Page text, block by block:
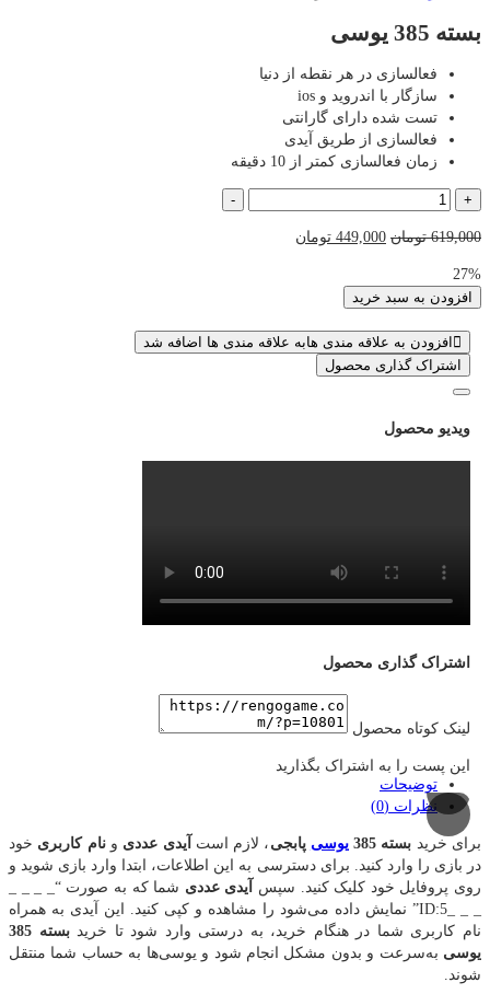
بسته 385 یوسی
فعالسازی در هر نقطه از دنیا
سازگار با اندروید و ios
تست شده دارای گارانتی
فعالسازی از طریق آیدی
زمان فعالسازی کمتر از 10 دقیقه
+
بسته
یوسی
-
619,000 تومان قیمت
بود.
449,000 تومان
27%
افزودن به سبد خرید
افزودن به علاقه مندی هابه علاقه مندی ها اضافه شد
اشتراک گذاری محصول
ویدیو محصول
اشتراک گذاری محصول
لینک کوتاه محصول
این پست را به اشتراک بگذارید
توضیحات
نظرات (0)
برای خرید بسته 385 یوسی پابجی ، لازم است آیدی عددی ونام کاربری خود
در بازی را وارد کنید. برای دسترسی به این اطلاعات، ابتدا وارد بازی شوید و
روی پروفایل خود کلیک کنید. سپس
آیدی عددی شما که به صورت “_ _ _ _
_ _ _ID:5” نمایش داده می‌شود را مشاهده و کپی کنید. این آیدی به همراه
نام کاربری شما در هنگام خرید، به درستی وارد شود تا خرید
بسته 385
یوسی به‌سرعت و بدون مشکل انجام شود و یوسی‌ها به حساب شما منتقل
شوند.